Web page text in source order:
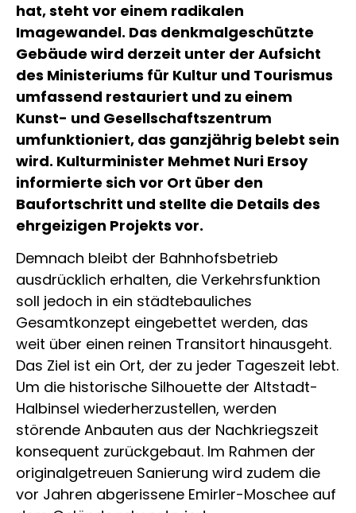
hat, steht vor einem radikalen
Imagewandel. Das denkmalgeschützte
Gebäude wird derzeit unter der Aufsicht
des Ministeriums für Kultur und Tourismus
umfassend restauriert und zu einem
Kunst- und Gesellschaftszentrum
umfunktioniert, das ganzjährig belebt sein
wird. Kulturminister Mehmet Nuri Ersoy
informierte sich vor Ort über den
Baufortschritt und stellte die Details des
ehrgeizigen Projekts vor.
Demnach bleibt der Bahnhofsbetrieb
ausdrücklich erhalten, die Verkehrsfunktion
soll jedoch in ein städtebauliches
Gesamtkonzept eingebettet werden, das
weit über einen reinen Transitort hinausgeht.
Das Ziel ist ein Ort, der zu jeder Tageszeit lebt.
Um die historische Silhouette der Altstadt-
Halbinsel wiederherzustellen, werden
störende Anbauten aus der Nachkriegszeit
konsequent zurückgebaut. Im Rahmen der
originalgetreuen Sanierung wird zudem die
vor Jahren abgerissene Emirler-Moschee auf